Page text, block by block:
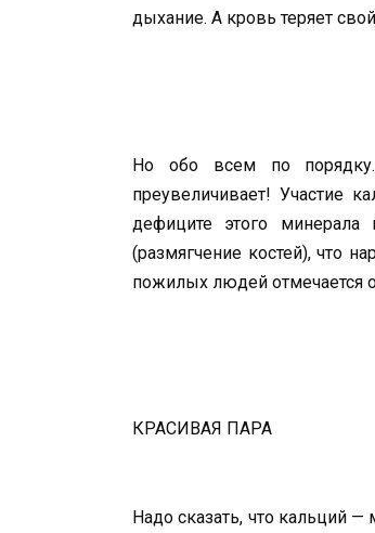
дыхание. А кровь теряет
Но обо всем по
преувеличивает! Учас­тие
дефи­ците этого минерала
(размягчение костей), что
пожи­лых людей отмечается
КРАСИВАЯ ПАРА
Надо сказать, что кальций